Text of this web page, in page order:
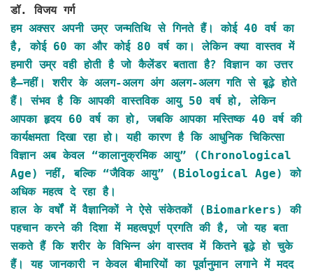
डॉ. विजय गर्ग
हम अक्सर अपनी उम्र जन्मतिथि से गिनते हैं। कोई 40 वर्ष का
है, कोई 60 का और कोई 80 वर्ष का। लेकिन क्या वास्तव में
हमारी उम्र वही होती है जो कैलेंडर बताता है? विज्ञान का उत्तर
है—नहीं। शरीर के अलग-अलग अंग अलग-अलग गति से बूढ़े होते
हैं। संभव है कि आपकी वास्तविक आयु 50 वर्ष हो, लेकिन
आपका हृदय 60 वर्ष का हो, जबकि आपका मस्तिष्क 40 वर्ष की
कार्यक्षमता दिखा रहा हो। यही कारण है कि आधुनिक चिकित्सा
विज्ञान अब केवल “कालानुक्रमिक आयु” (Chronological
Age) नहीं, बल्कि “जैविक आयु” (Biological Age) को
अधिक महत्व दे रहा है।
हाल के वर्षों में वैज्ञानिकों ने ऐसे संकेतकों (Biomarkers) की
पहचान करने की दिशा में महत्वपूर्ण प्रगति की है, जो यह बता
सकते हैं कि शरीर के विभिन्न अंग वास्तव में कितने बूढ़े हो चुके
हैं। यह जानकारी न केवल बीमारियों का पूर्वानुमान लगाने में मदद